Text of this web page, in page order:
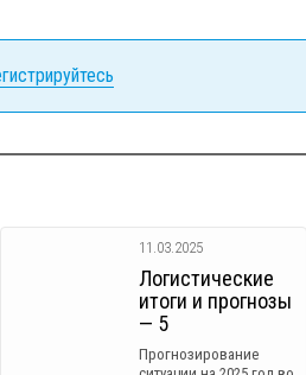
11.03.2025
Логистические
итоги и прогнозы
— 5
Прогнозирование